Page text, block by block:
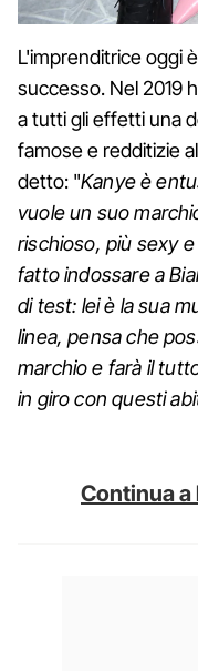
L'imprenditrice oggi
successo. Nel 2019
a tutti gli effetti una
famose e redditizie
detto: "Kanye è
vuole un suo
rischioso, più sexy
fatto indossare a
di test: lei è la sua
linea, pensa che
marchio e farà il
in giro con questi
Continua a